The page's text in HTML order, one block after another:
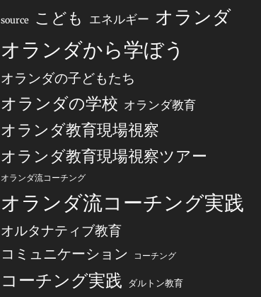
source こども エネルギー オランダ
オランダから学ぼう
オランダの子どもたち
オランダの学校 オランダ教育
オランダ教育現場視察
オランダ教育現場視察ツアー
オランダ流コーチング
オランダ流コーチング実践
オルタナティブ教育
コミュニケーション コーチング
コーチング実践 ダルトン教育